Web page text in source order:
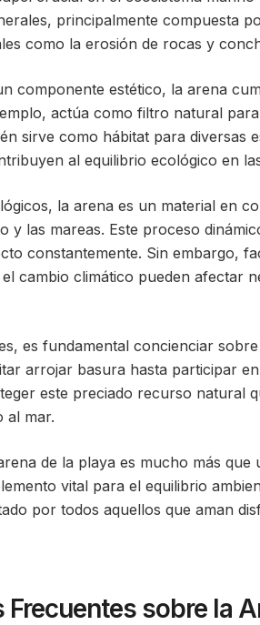
principalmente compuesta
como la erosión de rocas y
componente estético, la arena
actúa como filtro natural
sirve como hábitat para diversas
al equilibrio ecológico en
la arena es un material en
y las mareas. Este proceso
constantemente. Sin embargo,
cambio climático pueden afectar
es fundamental concienciar
arrojar basura hasta participar
este preciado recurso natural
al mar.
de la playa es mucho más
vital para el equilibrio
por todos aquellos que aman
Frecuentes sobre la